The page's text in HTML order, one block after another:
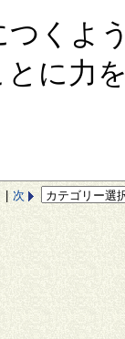
つくよ
に力
次